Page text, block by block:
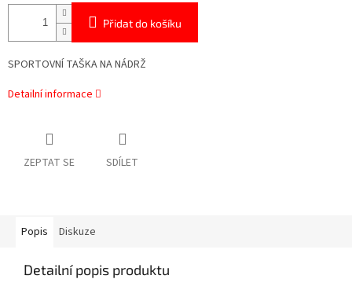
Přidat do košíku
SPORTOVNÍ TAŠKA NA NÁDRŽ
Detailní informace
ZEPTAT SE SDÍLET
Popis Diskuze
Detailní popis produktu